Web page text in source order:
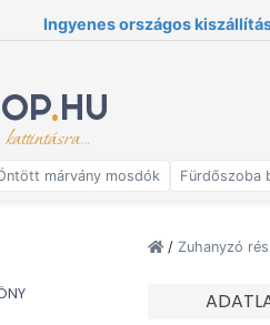
Ingyenes országos
.HU
márvány mosdók Fürdőszoba
/ Zuhanyzó